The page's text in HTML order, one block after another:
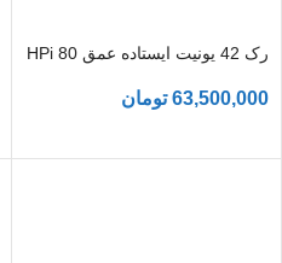
رک 42 یونیت ایستاده عمق 80 HPi
63,500,000 تومان